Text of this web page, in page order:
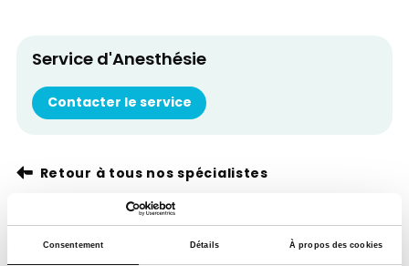
Consentement Détails À propos des cookies
Service d'Anesthésie
Contacter le service
Retour à tous nos spécialistes